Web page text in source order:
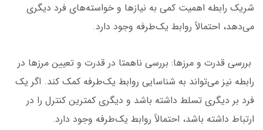
شریک رابطه اهمیت کمی به نیازها و خواسته‌های فرد دیگری
می‌دهد، احتمالاً روابط یک‌طرفه وجود دارد.
بررسی قدرت و مرزها: بررسی ناهمتا در قدرت و تعیین مرزها در
رابطه نیز می‌تواند به شناسایی روابط یک‌طرفه کمک کند. اگر یک
فرد بر دیگری تسلط داشته باشد و دیگری کمترین کنترل را در
ارتباط داشته باشد، احتمالاً روابط یک‌طرفه وجود دارد.